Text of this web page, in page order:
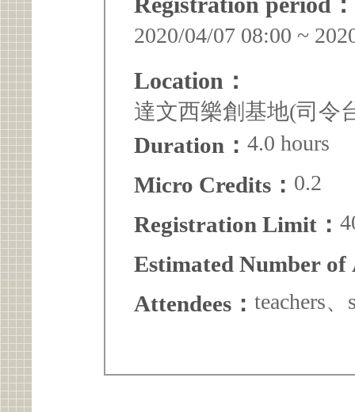
2020/04/07 08:00 ~
Location：
達文西樂創基地(司令
Duration： 4.0 hours
Micro Credits： 0.2
Registration Limit：
Estimated Number of
Attendees： teachers